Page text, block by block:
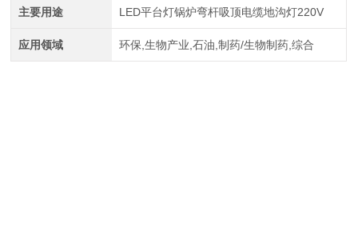
主要用途 LED平台灯锅炉弯杆吸顶电缆地沟灯220V
应用领域 环保,生物产业,石油,制药/生物制药,综合